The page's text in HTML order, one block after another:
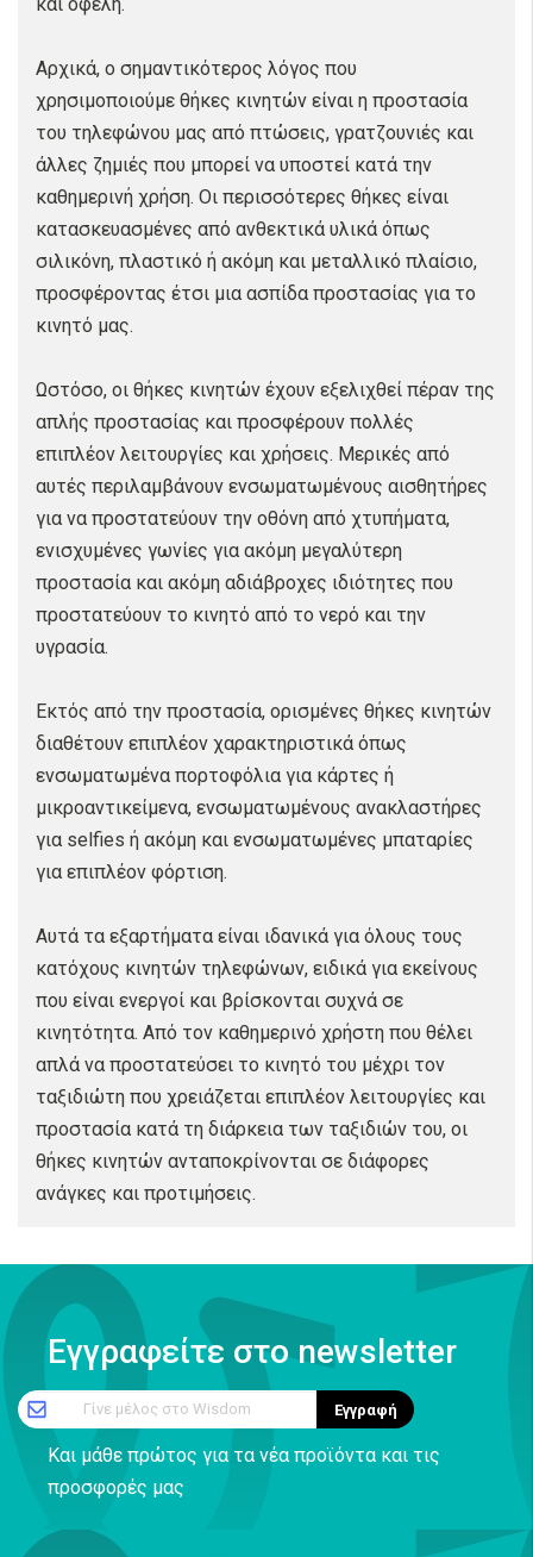
Αρχικά, ο σημαντικότερος λόγος που
χρησιμοποιούμε θήκες κινητών είναι η προστασία
του τηλεφώνου μας από πτώσεις, γρατζουνιές και
άλλες ζημιές που μπορεί να υποστεί κατά την
καθημερινή χρήση. Οι περισσότερες θήκες είναι
κατασκευασμένες από ανθεκτικά υλικά όπως
σιλικόνη, πλαστικό ή ακόμη και μεταλλικό πλαίσιο,
προσφέροντας έτσι μια ασπίδα προστασίας για το
κινητό μας.
Ωστόσο, οι θήκες κινητών έχουν εξελιχθεί πέραν της
απλής προστασίας και προσφέρουν πολλές
επιπλέον λειτουργίες και χρήσεις. Μερικές από
αυτές περιλαμβάνουν ενσωματωμένους αισθητήρες
για να προστατεύουν την οθόνη από χτυπήματα,
ενισχυμένες γωνίες για ακόμη μεγαλύτερη
προστασία και ακόμη αδιάβροχες ιδιότητες που
προστατεύουν το κινητό από το νερό και την
υγρασία.
Εκτός από την προστασία, ορισμένες θήκες κινητών
διαθέτουν επιπλέον χαρακτηριστικά όπως
ενσωματωμένα πορτοφόλια για κάρτες ή
μικροαντικείμενα, ενσωματωμένους ανακλαστήρες
για selfies ή ακόμη και ενσωματωμένες μπαταρίες
για επιπλέον φόρτιση.
Αυτά τα εξαρτήματα είναι ιδανικά για όλους τους
κατόχους κινητών τηλεφώνων, ειδικά για εκείνους
που είναι ενεργοί και βρίσκονται συχνά σε
κινητότητα. Από τον καθημερινό χρήστη που θέλει
απλά να προστατεύσει το κινητό του μέχρι τον
ταξιδιώτη που χρειάζεται επιπλέον λειτουργίες και
προστασία κατά τη διάρκεια των ταξιδιών του, οι
θήκες κινητών ανταποκρίνονται σε διάφορες
ανάγκες και προτιμήσεις.
Εγγραφείτε στο newsletter
Γίνε μέλος στο Wisdom Εγγραφή
Και μάθε πρώτος για τα νέα προϊόντα και τις
προσφορές μας